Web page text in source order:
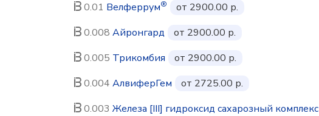
0.01 Велферрум®
от 2900.00 р.
0.008 Айронгард
от 2900.00 р.
0.005 Трикомбия
от 2900.00 р.
0.004 АлвиферГем
от 2725.00 р.
0.003 Железа [III] гидроксид сахарозный комплекс